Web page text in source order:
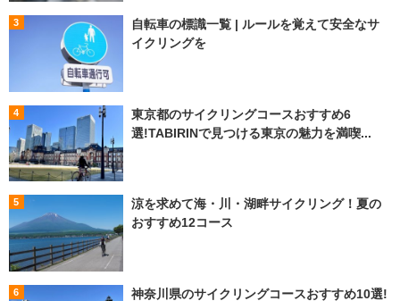
自転車の標識一覧 | ルールを覚えて安全なサ
イクリングを
東京都のサイクリングコースおすすめ6
選!TABIRINで見つける東京の魅力を満喫...
涼を求めて海・川・湖畔サイクリング！夏の
おすすめ12コース
神奈川県のサイクリングコースおすすめ10選!